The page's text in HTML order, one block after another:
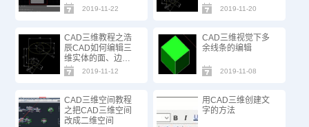
2019-11-22 2019-11-20
CAD三维教程之浩
辰CAD如何编辑三
维实体的面、边、
体
2019-11-12
CAD三维视觉下多
余线条的编辑
2019-11-08
CAD三维空间教程
之把CAD三维空间
改成二维空间
用CAD三维创建文
字的方法